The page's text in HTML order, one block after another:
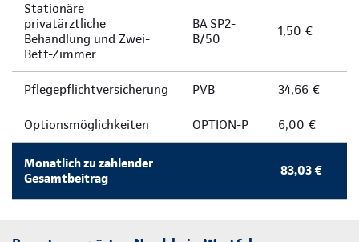
Stationäre
privatärztliche
Behandlung und Zwei-
Bett-Zimmer
BA SP2-
B/50
1,50 €
Pflegepflichtversicherung PVB 34,66 €
Optionsmöglichkeiten OPTION-P 6,00 €
Monatlich zu zahlender
Gesamtbeitrag
83,03 €